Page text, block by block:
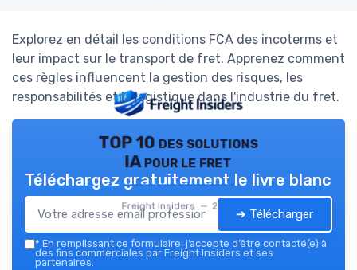
Explorez en détail les conditions FCA des incoterms et
leur impact sur le transport de fret. Apprenez comment
ces règles influencent la gestion des risques, les
responsabilités et la logistique dans l'industrie du fret.
TOP 10 des solutions
IA pour le fret
Freight Insiders — 2026
Téléchargez gratuitement le livre blanc
➔ Télécharger
* En remplissant ce formulaire, j’accepte d’être contacté(e) à
des fins commerciales par Freight Insiders et ses
partenaires.